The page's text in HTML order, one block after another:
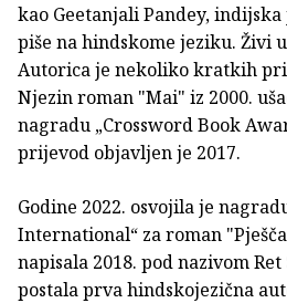
kao Geetanjali Pandey,
piše na hindskome jeziku. Živi
Autorica je nekoliko kratkih
Njezin roman "Mai" iz 2000.
nagradu „Crossword Book
prijevod objavljen je 2017.
Godine 2022. osvojila je
International“ za roman
napisala 2018. pod nazivom
postala prva hindskojezična